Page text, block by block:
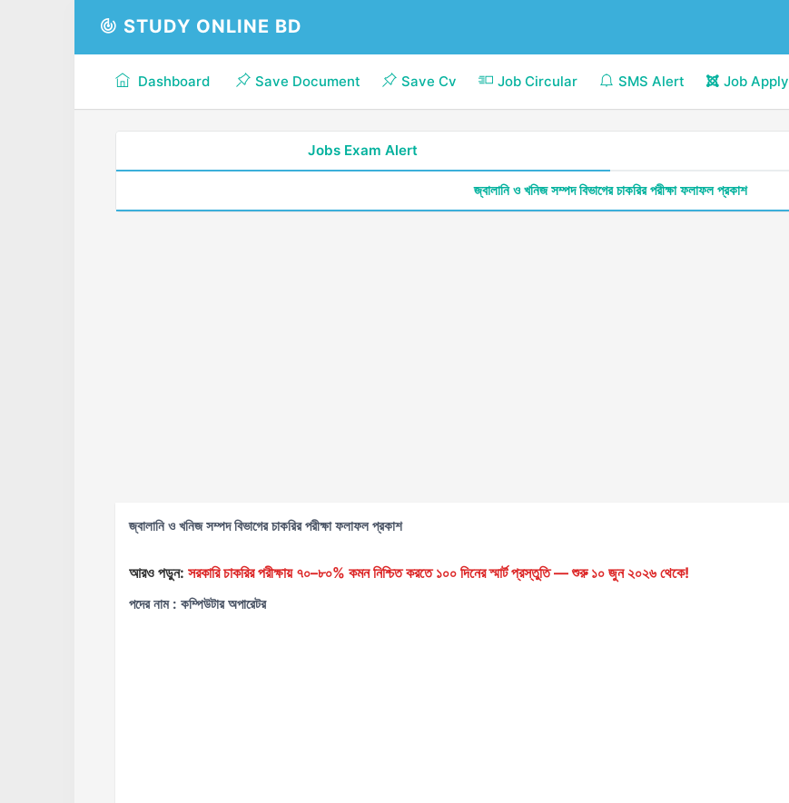
STUDY ONLINE BD
Dashboard Save Document Save Cv Job Circular SMS Alert Job Apply
Jobs Exam Alert
জ্বালানি ও খনিজ সম্পদ বিভাগের চাকরির পরীক্ষা ফলাফল প্রকাশ
জ্বালানি ও খনিজ সম্পদ বিভাগের চাকরির পরীক্ষা ফলাফল প্রকাশ
আরও পড়ুন: সরকারি চাকরির পরীক্ষায় ৭০–৮০% কমন নিশ্চিত করতে ১০০ দিনের স্মার্ট প্রস্তুতি — শুরু ১০ জুন ২০২৬ থেকে!
পদের নাম : ‍কম্পিউটার অপারেটর